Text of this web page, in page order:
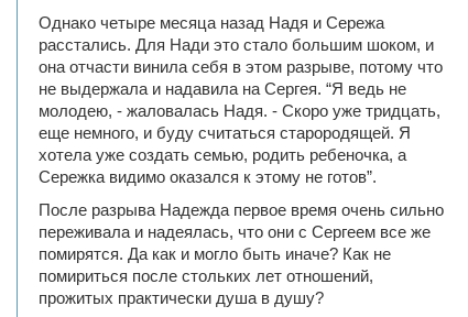
Однако четыре месяца назад Надя и Сережа
расстались. Для Нади это стало большим шоком, и
она отчасти винила себя в этом разрыве, потому что
не выдержала и надавила на Сергея. “Я ведь не
молодею, - жаловалась Надя. - Скоро уже тридцать,
еще немного, и буду считаться старородящей. Я
хотела уже создать семью, родить ребеночка, а
Сережка видимо оказался к этому не готов”.
После разрыва Надежда первое время очень сильно
переживала и надеялась, что они с Сергеем все же
помирятся. Да как и могло быть иначе? Как не
помириться после стольких лет отношений,
прожитых практически душа в душу?